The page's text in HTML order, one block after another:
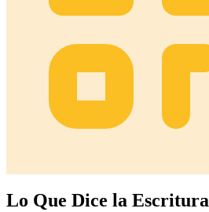
Lo Que Dice la Escritura